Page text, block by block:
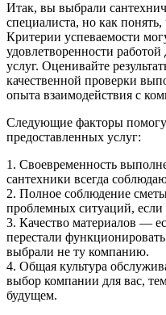
Итак, вы выбрали
специалиста, но как
Критерии успеваемости
удовлетворенности
услуг. Оценивайте
качественной проверки
опыта взаимодействия с
Следующие факторы
предоставленных услуг:
1. Своевременность
сантехники всегда
2. Полное соблюдение
проблемных ситуаций, если
3. Качество материалов —
перестали
выбрали не ту компанию.
4. Общая культура
выбор компании для вас,
будущем.